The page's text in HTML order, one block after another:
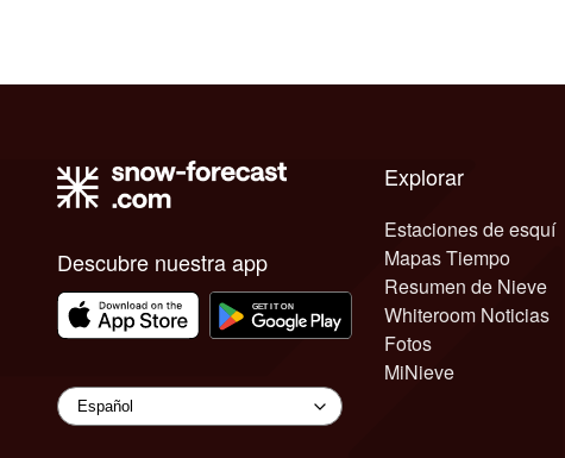
Descubre nuestra app
Explorar
Estaciones de esquí
Mapas Tiempo
Resumen de Nieve
Whiteroom Noticias
Fotos
MiNieve